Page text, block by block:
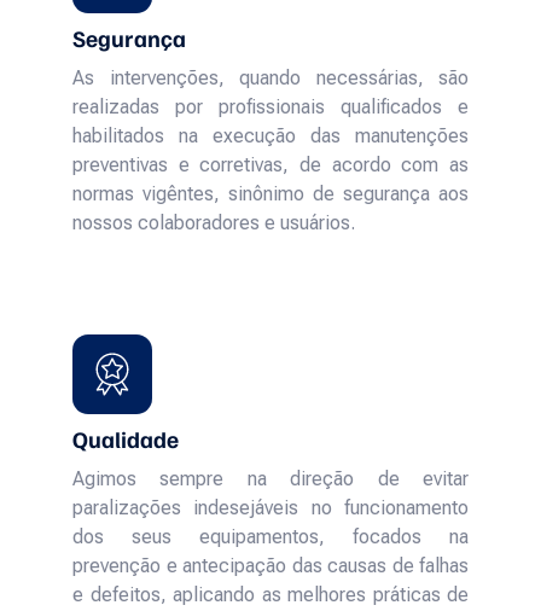
Segurança
As intervenções, quando necessárias, são
realizadas por profissionais qualificados e
habilitados na execução das manutenções
preventivas e corretivas, de acordo com as
normas vigêntes, sinônimo de segurança aos
nossos colaboradores e usuários.
Qualidade
Agimos sempre na direção de evitar
paralizações indesejáveis no funcionamento
dos seus equipamentos, focados na
prevenção e antecipação das causas de falhas
e defeitos, aplicando as melhores práticas de